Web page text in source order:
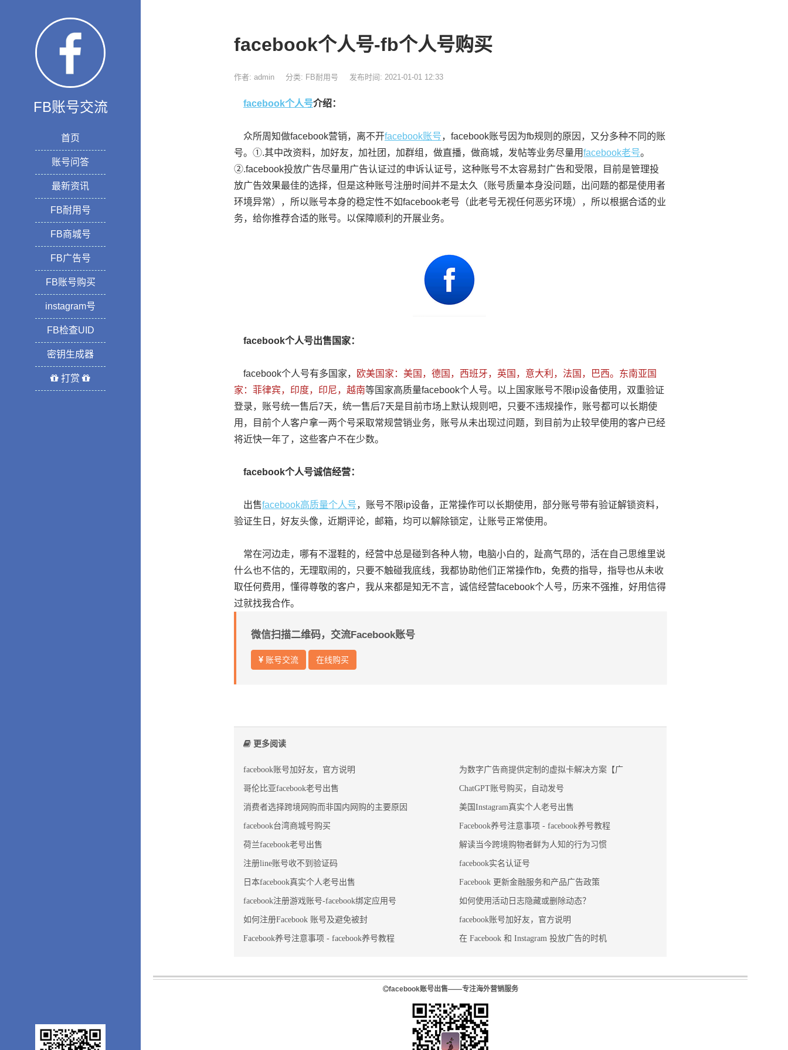
FB账号交流
首页
账号问答
最新资讯
FB耐用号
FB商城号
FB广告号
FB账号购买
instagram号
FB检查UID
密钥生成器
打赏
facebook个人号-fb个人号购买
作者: admin 分类: FB耐用号 发布时间: 2021-01-01 12:33
facebook个人号介绍：
众所周知做facebook营销，离不开facebook账号，facebook账号因为fb规则的原因，又分多种不同的账
号。①.其中改资料，加好友，加社团，加群组，做直播，做商城，发帖等业务尽量用facebook老号。
②.facebook投放广告尽量用广告认证过的申诉认证号，这种账号不太容易封广告和受限，目前是管理投
放广告效果最佳的选择，但是这种账号注册时间并不是太久（账号质量本身没问题，出问题的都是使用者
环境异常），所以账号本身的稳定性不如facebook老号（此老号无视任何恶劣环境），所以根据合适的业
务，给你推荐合适的账号。以保障顺利的开展业务。
facebook个人号出售国家：
facebook个人号有多国家，
欧美国家：美国，德国，西班牙，英国，意大利，法国，巴西。东南亚国
家：菲律宾，印度，印尼，越南等国家高质量facebook个人号。以上国家账号不限ip设备使用，双重验证
登录，账号统一售后7天，统一售后7天是目前市场上默认规则吧，只要不违规操作，账号都可以长期使
用，目前个人客户拿一两个号采取常规营销业务，账号从未出现过问题，到目前为止较早使用的客户已经
将近快一年了，这些客户不在少数。
facebook个人号诚信经营：
出售facebook高质量个人号，账号不限ip设备，正常操作可以长期使用，部分账号带有验证解锁资料，
验证生日，好友头像，近期评论，邮箱，均可以解除锁定，让账号正常使用。
常在河边走，哪有不湿鞋的，经营中总是碰到各种人物，电脑小白的，趾高气昂的，活在自己思维里说
什么也不信的，无理取闹的，只要不触碰我底线，我都协助他们正常操作fb，免费的指导，指导也从未收
取任何费用，懂得尊敬的客户，我从来都是知无不言，诚信经营facebook个人号，历来不强推，好用信得
过就找我合作。
微信扫描二维码，交流Facebook账号
账号交流 在线购买
更多阅读
facebook账号加好友，官方说明
哥伦比亚facebook老号出售
消费者选择跨境网购而非国内网购的主要原因
facebook台湾商城号购买
荷兰facebook老号出售
注册line账号收不到验证码
日本facebook真实个人老号出售
facebook注册游戏账号-facebook绑定应用号
如何注册Facebook 账号及避免被封
Facebook养号注意事项 - facebook养号教程
为数字广告商提供定制的虚拟卡解决方案【广
ChatGPT账号购买，自动发号
美国Instagram真实个人老号出售
Facebook养号注意事项 - facebook养号教程
解读当今跨境购物者鲜为人知的行为习惯
facebook实名认证号
Facebook 更新金融服务和产品广告政策
如何使用活动日志隐藏或删除动态？
facebook账号加好友，官方说明
在 Facebook 和 Instagram 投放广告的时机
facebook账号出售——专注海外营销服务